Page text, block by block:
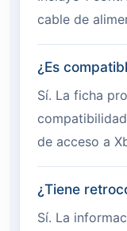
cable de
¿Es
Sí. La ficha
de acceso a
¿Tiene
Sí. La